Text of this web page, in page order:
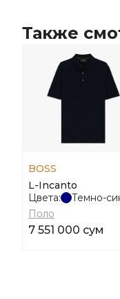
Также
BOSS
L-Incanto
Цвета:
Темно-
Поло
7 551 000 сум